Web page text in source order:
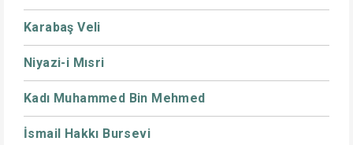
Karabaş Veli
Niyazi-i Mısri
Kadı Muhammed Bin Mehmed
İsmail Hakkı Bursevi